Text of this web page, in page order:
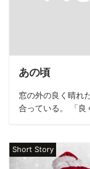
あの頃
窓の外の良く晴れ
合っている。 「良
Short Story